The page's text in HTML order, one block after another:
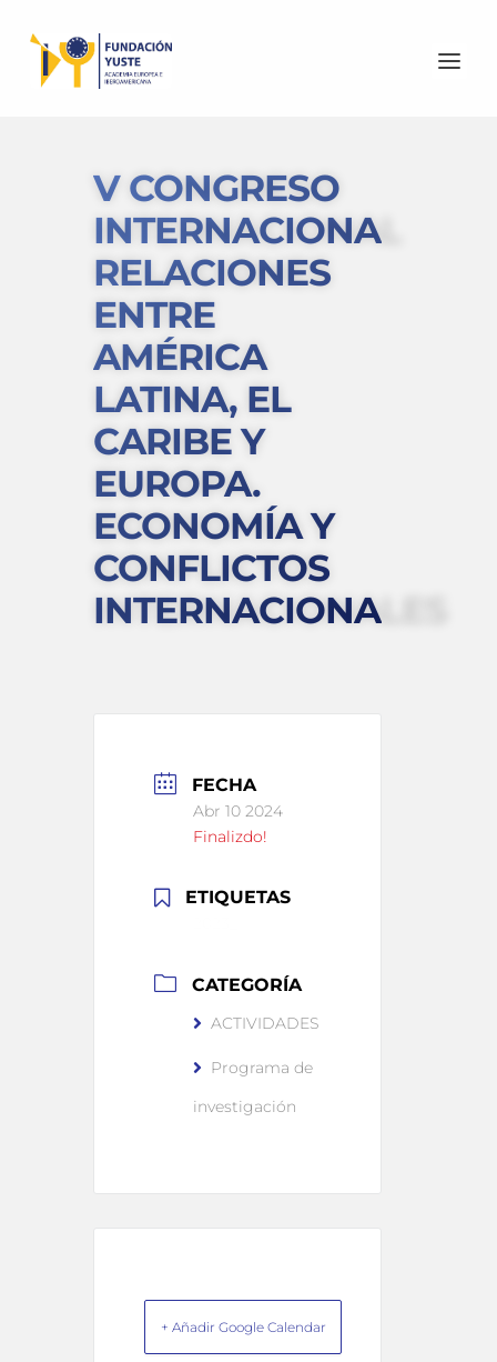
V CONGRESO
INTERNACIONAL
RELACIONES
ENTRE
AMÉRICA
LATINA, EL
CARIBE Y
EUROPA.
ECONOMÍA Y
CONFLICTOS
INTERNACIONALES
FECHA
Abr 10 2024
Finalizdo!
ETIQUETAS
CATEGORÍA
ACTIVIDADES
Programa de
investigación
+ Añadir Google Calendar